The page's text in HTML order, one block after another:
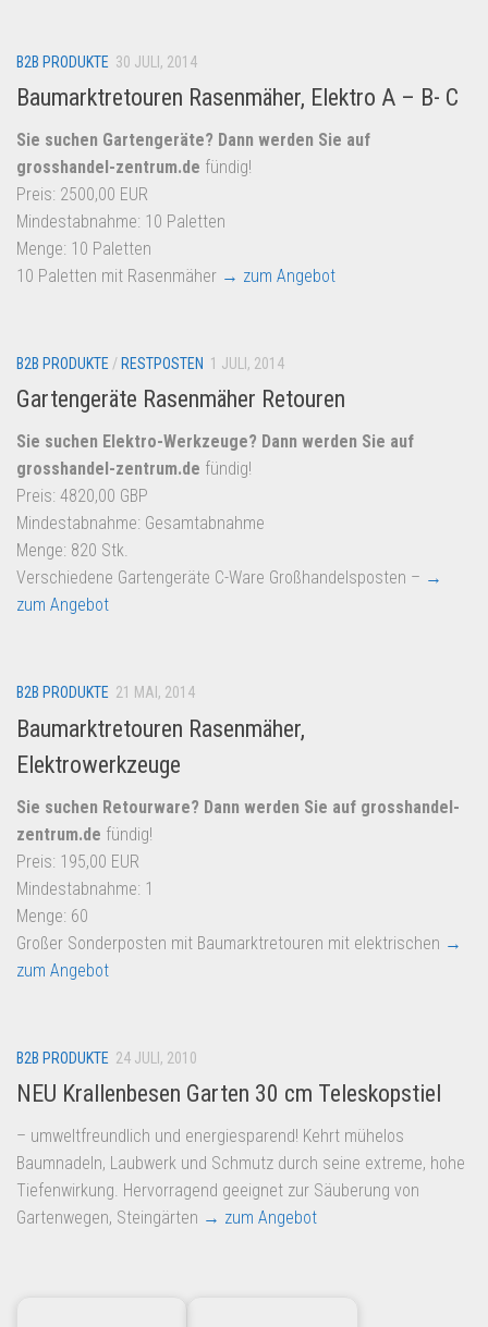
eBay Restposten kaufen
Sonderposten-Angebote
Saison & Eventprodkte
Dropshipping-Produkte
B2B Produkte
Grosshandel
Amazon
Lidl
Kostenlos verkaufen
Anmelden
Kostenlos Registrieren
Newsletter
B2B PRODUKTE 30 JULI, 2014
Baumarktretouren Rasenmäher, Elektro A – B- C
Sie suchen Gartengeräte? Dann werden Sie auf
grosshandel-zentrum.de fündig!
Preis: 2500,00 EUR
Mindestabnahme: 10 Paletten
Menge: 10 Paletten
10 Paletten mit Rasenmäher → zum Angebot
B2B PRODUKTE / RESTPOSTEN 1 JULI, 2014
Gartengeräte Rasenmäher Retouren
Sie suchen Elektro-Werkzeuge? Dann werden Sie auf
grosshandel-zentrum.de fündig!
Preis: 4820,00 GBP
Mindestabnahme: Gesamtabnahme
Menge: 820 Stk.
Verschiedene Gartengeräte C-Ware Großhandelsposten – →
zum Angebot
B2B PRODUKTE 21 MAI, 2014
Baumarktretouren Rasenmäher,
Elektrowerkzeuge
Sie suchen Retourware? Dann werden Sie auf grosshandel-
zentrum.de fündig!
Preis: 195,00 EUR
Mindestabnahme: 1
Menge: 60
Großer Sonderposten mit Baumarktretouren mit elektrischen →
zum Angebot
B2B PRODUKTE 24 JULI, 2010
NEU Krallenbesen Garten 30 cm Teleskopstiel
– umweltfreundlich und energiesparend! Kehrt mühelos
Baumnadeln, Laubwerk und Schmutz durch seine extreme, hohe
Tiefenwirkung. Hervorragend geeignet zur Säuberung von
Gartenwegen, Steingärten → zum Angebot